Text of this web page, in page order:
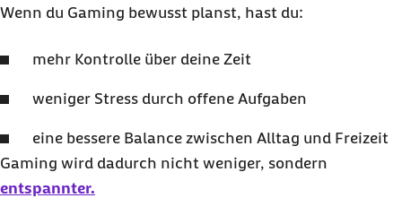
Wenn du Gaming bewusst planst, hast du:
mehr Kontrolle über deine Zeit
weniger Stress durch offene Aufgaben
eine bessere Balance zwischen Alltag und Freizeit
Gaming wird dadurch nicht weniger, sondern
entspannter.